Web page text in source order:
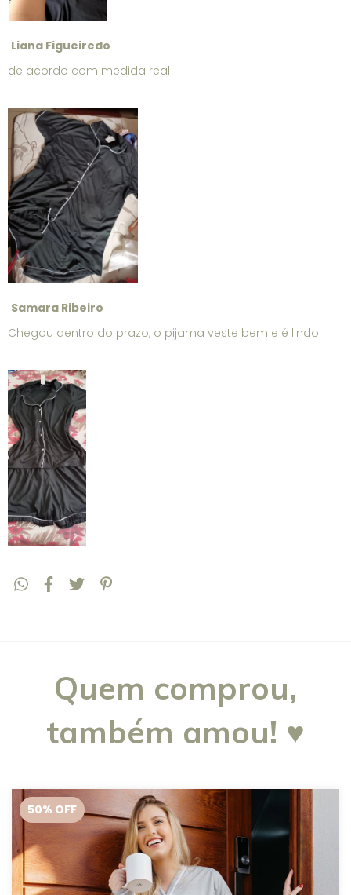
Liana Figueiredo
de acordo com medida real
Samara Ribeiro
Chegou dentro do prazo, o pijama veste bem e é lindo!
Quem comprou,
também amou! ♥
50% OFF